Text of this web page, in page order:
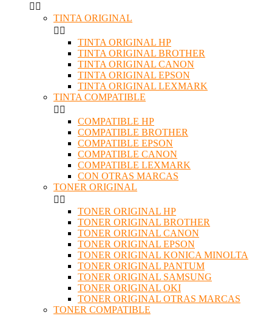
 
TINTA ORIGINAL
 
TINTA ORIGINAL HP
TINTA ORIGINAL BROTHER
TINTA ORIGINAL CANON
TINTA ORIGINAL EPSON
TINTA ORIGINAL LEXMARK
TINTA COMPATIBLE
 
COMPATIBLE HP
COMPATIBLE BROTHER
COMPATIBLE EPSON
COMPATIBLE CANON
COMPATIBLE LEXMARK
CON OTRAS MARCAS
TONER ORIGINAL
 
TONER ORIGINAL HP
TONER ORIGINAL BROTHER
TONER ORIGINAL CANON
TONER ORIGINAL EPSON
TONER ORIGINAL KONICA MINOLTA
TONER ORIGINAL PANTUM
TONER ORIGINAL SAMSUNG
TONER ORIGINAL OKI
TONER ORIGINAL OTRAS MARCAS
TONER COMPATIBLE